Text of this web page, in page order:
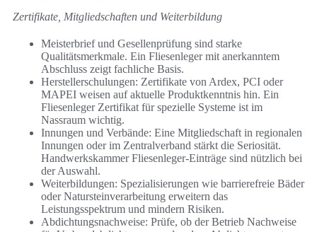
Zertifikate, Mitgliedschaften und Weiterbildung
Meisterbrief und Gesellenprüfung sind starke
Qualitätsmerkmale. Ein Fliesenleger mit anerkanntem
Abschluss zeigt fachliche Basis.
Herstellerschulungen: Zertifikate von Ardex, PCI oder
MAPEI weisen auf aktuelle Produktkenntnis hin. Ein
Fliesenleger Zertifikat für spezielle Systeme ist im
Nassraum wichtig.
Innungen und Verbände: Eine Mitgliedschaft in regionalen
Innungen oder im Zentralverband stärkt die Seriosität.
Handwerkskammer Fliesenleger-Einträge sind nützlich bei
der Auswahl.
Weiterbildungen: Spezialisierungen wie barrierefreie Bäder
oder Natursteinverarbeitung erweitern das
Leistungsspektrum und mindern Risiken.
Abdichtungsnachweise: Prüfe, ob der Betrieb Nachweise